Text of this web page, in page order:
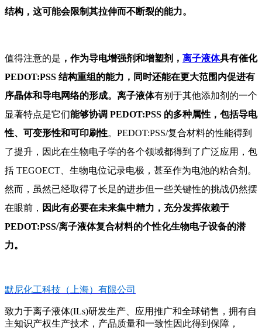
结构，这可能会限制其拉伸而不断裂的能力。
值得注意的是 ，作为导电增强剂和增塑剂， 离子液体具有催化
PEDOT:PSS 结构重组的能力，同时还能在更大范围内促进有
序晶体和导电网络的形成。 离子液体有别于其他添加剂的一个
显著特点是它们能够协调 PEDOT:PSS 的多种属性，包括导电
性、可变形性和可印刷性。PEDOT:PSS/复合材料的性能得到
了提升，因此在生物电子学的各个领域都得到了广泛应用，包
括 TEGOECT、生物电位记录电极，甚至作为电池的粘合剂。
然而，虽然已经取得了长足的进步但一些关键性的挑战仍然摆
在眼前， 因此有必要在未来集中精力，充分发挥依赖于
PEDOT:PSS/离子液体复合材料的个性化生物电子设备的潜
力。
默尼化工科技（上海）有限公司
致力于离子液体(ILs)研发生产、应用推广和全球销售，拥有自
主知识产权生产技术，产品质量和一致性因此得到保障，